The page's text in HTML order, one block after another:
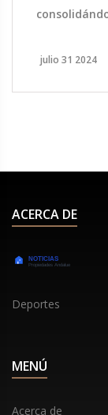
que abarca
julio 31 2024
ACERCA DE
Deportes
MENÚ
Acerca de